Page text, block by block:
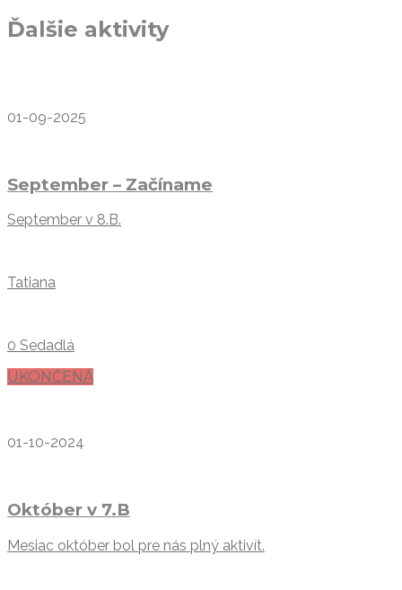
Ďalšie aktivity
01-09-2025
September – Začíname
September v 8.B.
Tatiana
0 Sedadlá
UKONČENÁ
01-10-2024
Október v 7.B
Mesiac október bol pre nás plný aktivít.